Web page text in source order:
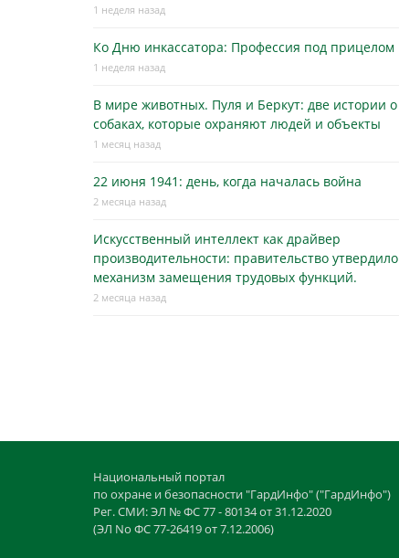
1 неделя назад
Ко Дню инкассатора: Профессия под прицелом
1 неделя назад
В мире животных. Пуля и Беркут: две истории о
собаках, которые охраняют людей и объекты
1 месяц назад
22 июня 1941: день, когда началась война
2 месяца назад
Искусственный интеллект как драйвер
производительности: правительство утвердило
механизм замещения трудовых функций.
2 месяца назад
Национальный портал
по охране и безопасности "ГардИнфо" ("ГардИнфо")
Рег. СМИ: ЭЛ № ФС 77 - 80134 от 31.12.2020
(ЭЛ No ФС 77-26419 от 7.12.2006)